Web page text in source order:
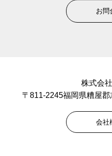
お問
株式会
〒811-2245福岡県糟屋
会社